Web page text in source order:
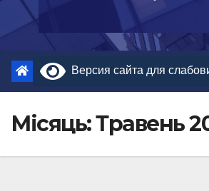
Версия сайта для
Місяць:Травень